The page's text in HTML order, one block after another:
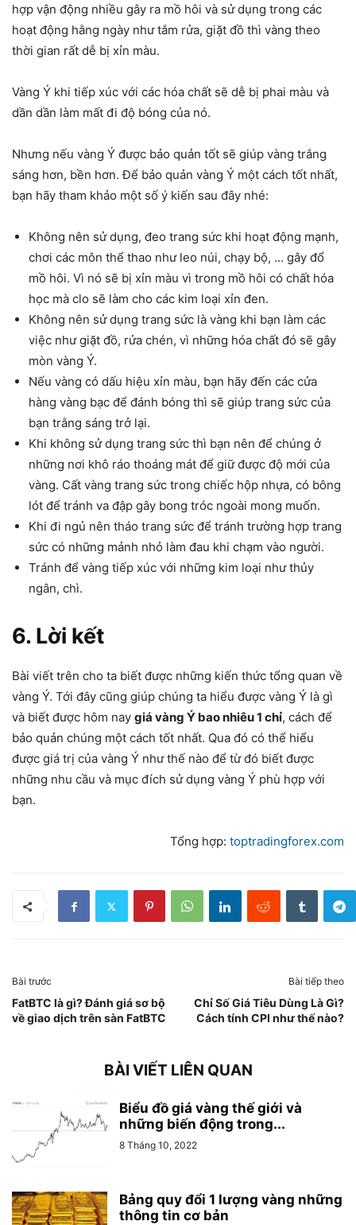
hợp vận động nhiều gây ra mồ hôi và sử dụng trong các
hoạt động hằng ngày như tắm rửa, giặt đồ thì vàng theo
thời gian rất dễ bị xỉn màu.
Vàng Ý khi tiếp xúc với các hóa chất sẽ dễ bị phai màu và
dần dần làm mất đi độ bóng của nó.
Nhưng nếu vàng Ý được bảo quản tốt sẽ giúp vàng trắng
sáng hơn, bền hơn. Để bảo quản vàng Ý một cách tốt nhất,
bạn hãy tham khảo một số ý kiến sau đây nhé:
Không nên sử dụng, đeo trang sức khi hoạt động mạnh,
chơi các môn thể thao như leo núi, chạy bộ, … gây đổ
mồ hôi. Vì nó sẽ bị xỉn màu vì trong mồ hôi có chất hóa
học mà clo sẽ làm cho các kim loại xỉn đen.
Không nên sử dụng trang sức là vàng khi bạn làm các
việc như giặt đồ, rửa chén, vì những hóa chất đó sẽ gây
mòn vàng Ý.
Nếu vàng có dấu hiệu xỉn màu, bạn hãy đến các cửa
hàng vàng bạc để đánh bóng thì sẽ giúp trang sức của
bạn trắng sáng trở lại.
Khi không sử dụng trang sức thì bạn nên để chúng ở
những nơi khô ráo thoáng mát để giữ được độ mới của
vàng. Cất vàng trang sức trong chiếc hộp nhựa, có bông
lót để tránh va đập gây bong tróc ngoài mong muốn.
Khi đi ngủ nên tháo trang sức để tránh trường hợp trang
sức có những mảnh nhỏ làm đau khi chạm vào người.
Tránh để vàng tiếp xúc với những kim loại như thủy
ngân, chì.
6. Lời kết
Bài viết trên cho ta biết được những kiến thức tổng quan về
vàng Ý. Tới đây cũng giúp chúng ta hiểu được vàng Ý là gì
và biết được hôm nay giá vàng Ý bao nhiêu 1 chỉ, cách để
bảo quản chúng một cách tốt nhất. Qua đó có thể hiểu
được giá trị của vàng Ý như thế nào để từ đó biết được
những nhu cầu và mục đích sử dụng vàng Ý phù hợp với
bạn.
Tổng hợp: toptradingforex.com
Bài trước
FatBTC là gì? Đánh giá sơ bộ
về giao dịch trên sàn FatBTC
Bài tiếp theo
Chỉ Số Giá Tiêu Dùng Là Gì?
Cách tính CPI như thế nào?
BÀI VIẾT LIÊN QUAN
Biểu đồ giá vàng thế giới và
những biến động trong...
8 Tháng 10, 2022
Bảng quy đổi 1 lượng vàng những
thông tin cơ bản